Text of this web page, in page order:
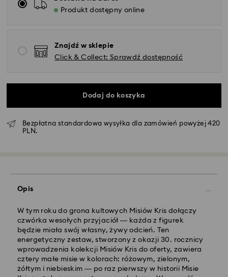
Produkt dostępny online
Znajdź w sklepie
Click & Collect: Sprawdź dostępność
Dodaj do koszyka
Bezpłatna standardowa wysyłka dla zamówień powyżej 420
PLN.
Opis
W tym roku do grona kultowych Misiów Kris dołączy
czwórka wesołych przyjaciół — każda z figurek
będzie miała swój własny, żywy odcień. Ten
energetyczny zestaw, stworzony z okazji 30. rocznicy
wprowadzenia kolekcji Misiów Kris do oferty, zawiera
cztery małe misie w kolorach: różowym, zielonym,
żółtym i niebieskim — po raz pierwszy w historii Misie
Standardowy dostawy - GLS
godziny 10:00 czasu CET zostaną przetworzone i
wysłane tego samego dnia.
Standardowy czas dostawy: 3 dni robocze po
przetworzeniu i wysyłce
Koszt dostawy standardowej: 25 PLN
Bezpłatna standardowa wysyłka dla zamówień
powyżej 420 PLN